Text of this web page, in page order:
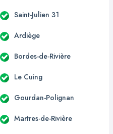
Saint-Julien 31
Ardiège
Bordes-de-Rivière
Le Cuing
Gourdan-Polignan
Martres-de-Rivière